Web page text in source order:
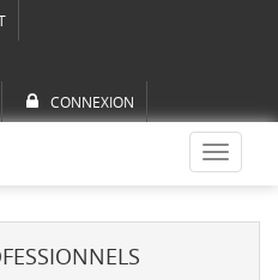
CONNEXION
Toggle